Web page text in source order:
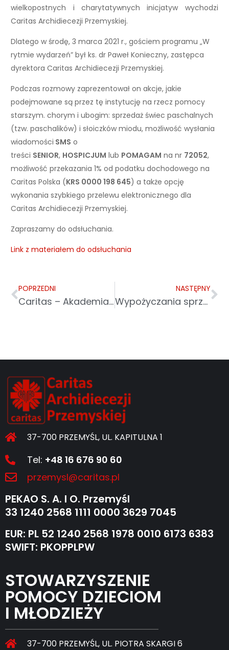
wielkopostnych i charytatywnych inicjatyw wychodzi
Caritas Archidiecezji Przemyskiej.
Dlatego w środę, 3 marca 2021 r., gościem programu „W
rytmie wydarzeń” był ks. dr Paweł Konieczny, zastępca
dyrektora Caritas Archidiecezji Przemyskiej.
Podczas rozmowy zaprezentował on akcje, jakie
podejmowane są przez tę instytucję na rzecz pomocy
starszym. chorym i ubogim: sprzedaż świec paschalnych
(tzw. paschalików) i słoiczków miodu, możliwość wysłania
wiadomości SMS o
treści SENIOR, HOSPICJUM lub POMAGAM na nr 72052,
możliwość przekazania 1% od podatku dochodowego na
Caritas Polska (KRS 0000 198 645) a także opcję
wykonania szybkiego przelewu elektronicznego dla
Caritas Archidiecezji Przemyskiej.
Zapraszamy do odsłuchania.
Link z materiałem do odsłuchania
POPRZEDNI
Caritas – Akademia Aktywnego Seniora w audycji Radio Fara
NASTĘPNY
Wypożyczania sprzętu rehabilitacyjnego
37-700 PRZEMYŚL, UL. KAPITULNA 1
Tel: +48 16 676 90 60
przemysl@caritas.pl
PEKAO S. A. I O. Przemyśl
33 1240 2568 1111 0000 3629 7045
EUR: PL 52 1240 2568 1978 0010 6173 6383
SWIFT: PKOPPLPW
STOWARZYSZENIE
POMOCY DZIECIOM
I MŁODZIEŻY
37-700 PRZEMYŚL, UL. PIOTRA SKARGI 6